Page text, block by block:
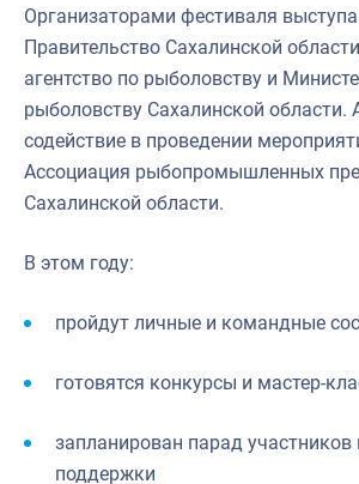
Организаторами фестиваля
Правительство Сахалинской
агентство по рыболовству и
рыболовству Сахалинской области.
содействие в проведении
Ассоциация рыбопромышленных
Сахалинской области.
В этом году:
пройдут личные и командные
готовятся конкурсы и мастер-
запланирован парад участников
поддержки